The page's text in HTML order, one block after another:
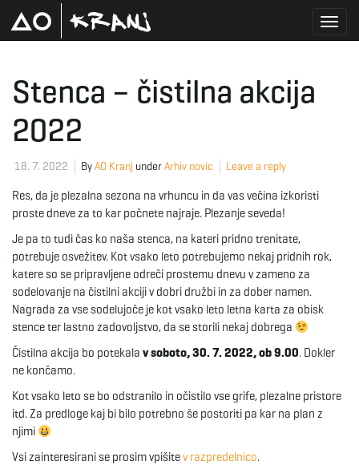
g
Stenca – čistilna akcija
2022
18. 7. 2022 ByAO Kranj underArhiv novic Leave a reply
Res, da je plezalna sezona na vrhuncu in da vas večina izkoristi
proste dneve za to kar počnete najraje. Plezanje seveda!
Je pa to tudi čas ko naša stenca, na kateri pridno trenitate,
potrebuje osvežitev. Kot vsako leto potrebujemo nekaj pridnih rok,
katere so se pripravljene odreči prostemu dnevu v zameno za
sodelovanje na čistilni akciji v dobri družbi in za dober namen.
Nagrada za vse sodelujoče je kot vsako leto letna karta za obisk
stence ter lastno zadovoljstvo, da se storili nekaj dobrega
Čistilna akcija bo potekala v soboto, 30. 7. 2022, ob 9.00. Dokler
ne končamo.
Kot vsako leto se bo odstranilo in očistilo vse grife, plezalne pristore
itd. Za predloge kaj bi bilo potrebno še postoriti pa kar na plan z
njimi
Vsi zainteresirani se prosim vpišitev razpredelnico.